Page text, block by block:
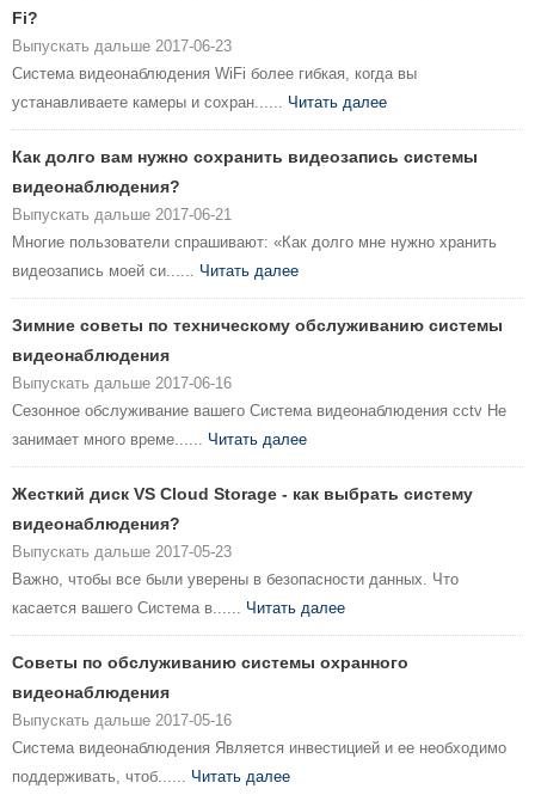
Fi?
Выпускать дальше 2017-06-23
Система видеонаблюдения WiFi более гибкая, когда вы
устанавливаете камеры и сохран...... Читать далее
Как долго вам нужно сохранить видеозапись системы
видеонаблюдения?
Выпускать дальше 2017-06-21
Многие пользователи спрашивают: «Как долго мне нужно хранить
видеозапись моей си...... Читать далее
Зимние советы по техническому обслуживанию системы
видеонаблюдения
Выпускать дальше 2017-06-16
Сезонное обслуживание вашего Система видеонаблюдения cctv Не
занимает много време...... Читать далее
Жесткий диск VS Cloud Storage - как выбрать систему
видеонаблюдения?
Выпускать дальше 2017-05-23
Важно, чтобы все были уверены в безопасности данных. Что
касается вашего Система в...... Читать далее
Советы по обслуживанию системы охранного
видеонаблюдения
Выпускать дальше 2017-05-16
Система видеонаблюдения Является инвестицией и ее необходимо
поддерживать, чтоб...... Читать далее